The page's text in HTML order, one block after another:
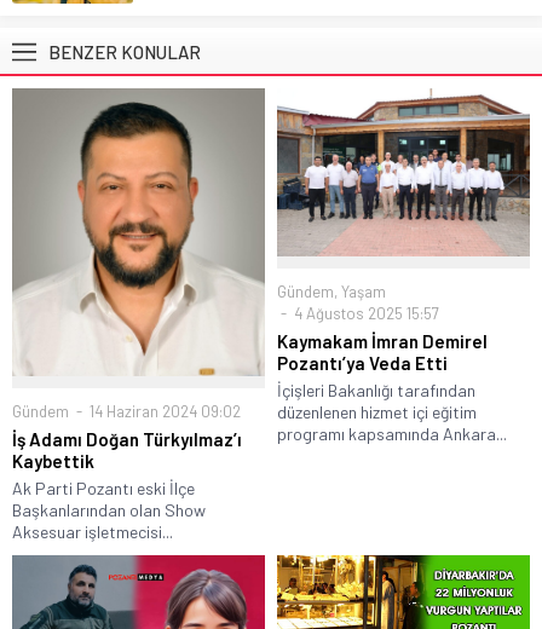
BENZER KONULAR
Gündem 14 Haziran 2024 09:02
İş Adamı Doğan Türkyılmaz’ı
Kaybettik
Ak Parti Pozantı eski İlçe
Başkanlarından olan Show
Aksesuar işletmecisi...
Gündem, Yaşam
4 Ağustos 2025 15:57
Kaymakam İmran Demirel
Pozantı’ya Veda Etti
İçişleri Bakanlığı tarafından
düzenlenen hizmet içi eğitim
programı kapsamında Ankara...